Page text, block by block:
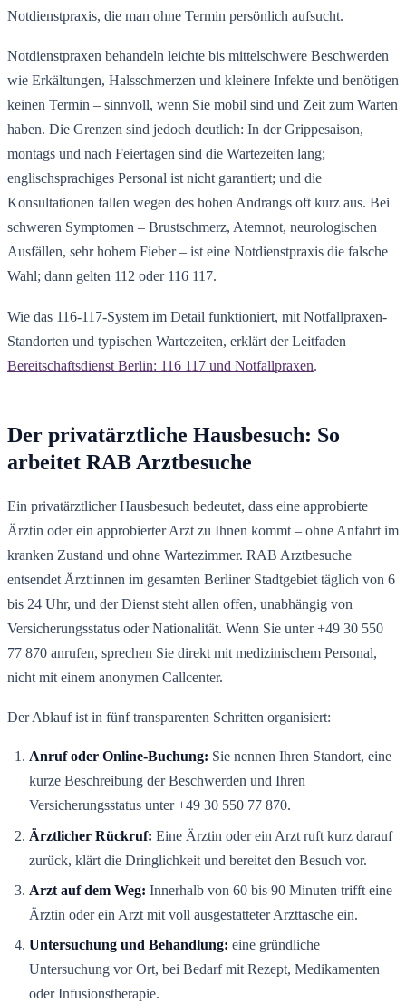
Notdienstpraxis, die man ohne Termin persönlich aufsucht.
Notdienstpraxen behandeln leichte bis mittelschwere Beschwerden
wie Erkältungen, Halsschmerzen und kleinere Infekte und benötigen
keinen Termin – sinnvoll, wenn Sie mobil sind und Zeit zum Warten
haben. Die Grenzen sind jedoch deutlich: In der Grippesaison,
montags und nach Feiertagen sind die Wartezeiten lang;
englischsprachiges Personal ist nicht garantiert; und die
Konsultationen fallen wegen des hohen Andrangs oft kurz aus. Bei
schweren Symptomen – Brustschmerz, Atemnot, neurologischen
Ausfällen, sehr hohem Fieber – ist eine Notdienstpraxis die falsche
Wahl; dann gelten 112 oder 116 117.
Wie das 116-117-System im Detail funktioniert, mit Notfallpraxen-
Standorten und typischen Wartezeiten, erklärt der Leitfaden
Bereitschaftsdienst Berlin: 116 117 und Notfallpraxen.
Der privatärztliche Hausbesuch: So
arbeitet RAB Arztbesuche
Ein privatärztlicher Hausbesuch bedeutet, dass eine approbierte
Ärztin oder ein approbierter Arzt zu Ihnen kommt – ohne Anfahrt im
kranken Zustand und ohne Wartezimmer. RAB Arztbesuche
entsendet Ärzt:innen im gesamten Berliner Stadtgebiet täglich von 6
bis 24 Uhr, und der Dienst steht allen offen, unabhängig von
Versicherungsstatus oder Nationalität. Wenn Sie unter +49 30 550
77 870 anrufen, sprechen Sie direkt mit medizinischem Personal,
nicht mit einem anonymen Callcenter.
Der Ablauf ist in fünf transparenten Schritten organisiert:
Anruf oder Online-Buchung: Sie nennen Ihren Standort, eine
kurze Beschreibung der Beschwerden und Ihren
Versicherungsstatus unter +49 30 550 77 870.
Ärztlicher Rückruf: Eine Ärztin oder ein Arzt ruft kurz darauf
zurück, klärt die Dringlichkeit und bereitet den Besuch vor.
Arzt auf dem Weg: Innerhalb von 60 bis 90 Minuten trifft eine
Ärztin oder ein Arzt mit voll ausgestatteter Arzttasche ein.
Untersuchung und Behandlung: eine gründliche
Untersuchung vor Ort, bei Bedarf mit Rezept, Medikamenten
oder Infusionstherapie.